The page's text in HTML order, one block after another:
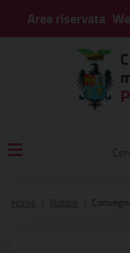
Area riservata